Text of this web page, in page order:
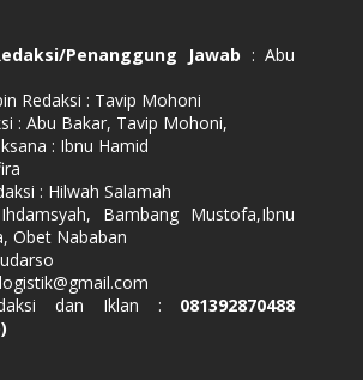
Penanggung Jawab : Abu
Redaksi : Tavip Mohoni
: Abu Bakar, Tavip Mohoni,
: Ibnu Hamid
: Hilwah Salamah
Bambang Mustofa,Ibnu
Obet Nababan
dan Iklan : 081392870488